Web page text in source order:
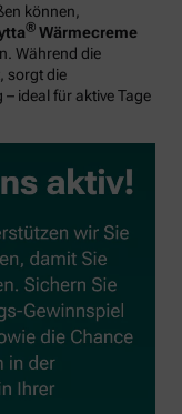
können,
® Wärmecreme
Während die
sorgt die
ideal für aktive Tage